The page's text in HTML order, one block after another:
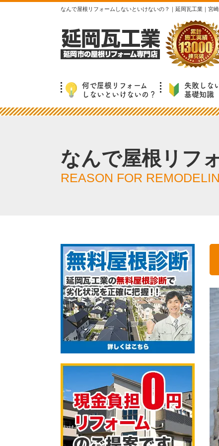
なんで屋根リフォームしないといけないの？｜延岡瓦工業｜宮
何で屋根リフォーム
しないといけないの？
失敗しな
基礎知識
なんで屋根リフ
REASON FOR